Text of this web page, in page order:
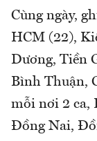
Cùng ngày,
HCM (22),
Dương, Tiền
Bình Thuận,
mỗi nơi 2 ca,
Đồng Nai,